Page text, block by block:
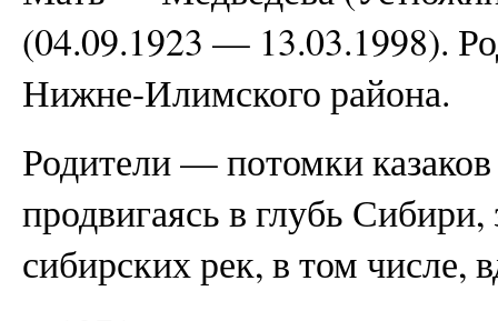
(04.09.1923 — 13.03.1998).
Нижне-Илимского района.
Родители — потомки
продвигаясь в глубь Сибири,
сибирских рек, в том